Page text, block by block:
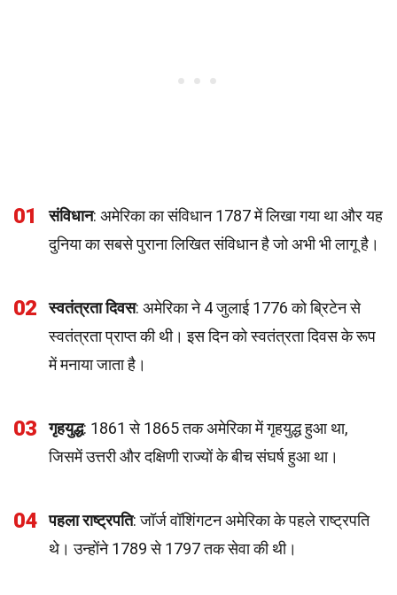
01 संविधान: अमेरिका का संविधान 1787 में लिखा गया था और यह
दुनिया का सबसे पुराना लिखित संविधान है जो अभी भी लागू है।
02 स्वतंत्रता दिवस: अमेरिका ने 4 जुलाई 1776 को ब्रिटेन से
स्वतंत्रता प्राप्त की थी। इस दिन को स्वतंत्रता दिवस के रूप
में मनाया जाता है।
03 गृहयुद्ध: 1861 से 1865 तक अमेरिका में गृहयुद्ध हुआ था,
जिसमें उत्तरी और दक्षिणी राज्यों के बीच संघर्ष हुआ था।
04 पहला राष्ट्रपति: जॉर्ज वॉशिंगटन अमेरिका के पहले राष्ट्रपति
थे। उन्होंने 1789 से 1797 तक सेवा की थी।